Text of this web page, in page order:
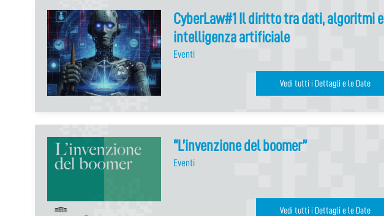
CyberLaw#1 Il diritto tra dati, algoritmi e
intelligenza artificiale
Eventi
Vedi tutti i Dettagli e le Date
“L’invenzione del boomer”
Eventi
Vedi tutti i Dettagli e le Date